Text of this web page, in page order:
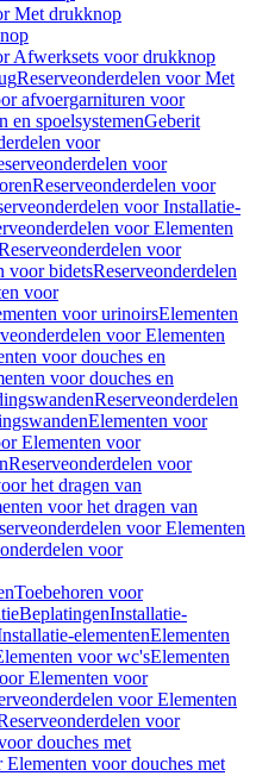
Met drukknop
Afwerksets voor drukknop
Reserveonderdelen voor Met
afvoergarnituren voor
en spoelsystemenGeberit
voor
voor
Reserveonderdelen voor
voor Installatie-
voor Elementen
voor
voor bidetsReserveonderdelen
voor
voor urinoirsElementen
voor Elementen
voor douches en
voor douches en
Reserveonderdelen
Elementen voor
Elementen voor
Reserveonderdelen voor
het dragen van
voor het dragen van
voor Elementen
voor
Toebehoren voor
BeplatingenInstallatie-
elementenElementen
voor wc'sElementen
Elementen voor
voor Elementen
voor
douches met
voor douches met